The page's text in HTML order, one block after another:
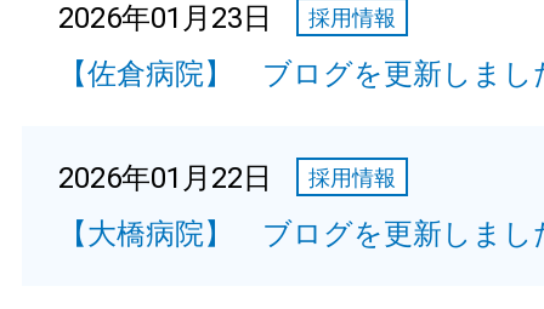
2026年01月23日 採用情報
【佐倉病院】 ブログを更新しまし
2026年01月22日 採用情報
【大橋病院】 ブログを更新しまし